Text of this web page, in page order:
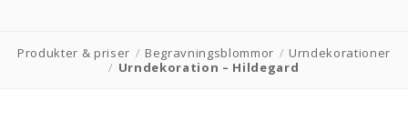
Produkter & priser / Begravningsblommor / Urndekorationer
/ Urndekoration – Hildegard